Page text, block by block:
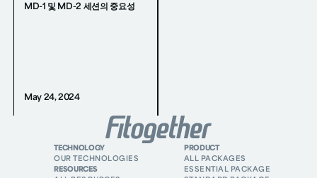
MD-1 및 MD-2 세션의 중요성
May 24, 2024
TECHNOLOGY
OUR TECHNOLOGIES
RESOURCES
PRODUCT
ALL PACKAGES
ESSENTIAL PACKAGE